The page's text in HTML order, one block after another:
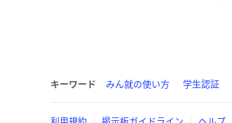
キーワード みん就の使い方 学生認証